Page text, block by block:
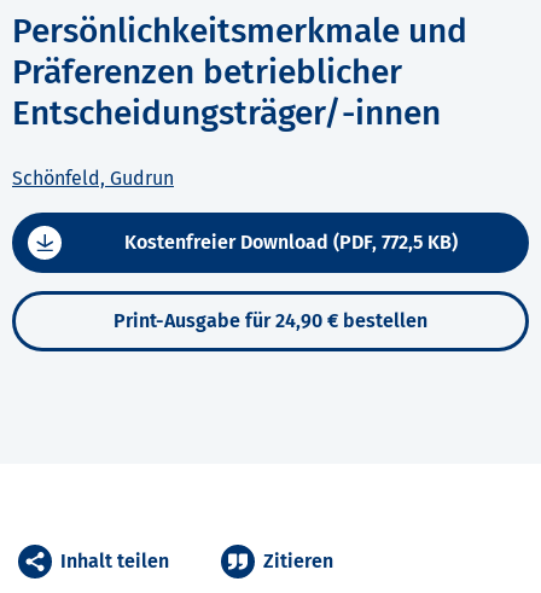
Persönlichkeitsmerkmale und
Präferenzen betrieblicher
Entscheidungsträger/-innen
Schönfeld, Gudrun
Kostenfreier Download (PDF, 772,5 KB)
Print-Ausgabe für 24,90 € bestellen
Inhalt teilen Zitieren